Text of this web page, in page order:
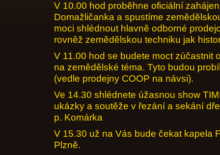
V 10.00 hod proběhne oficiální
Domažličanka a spustíme
moci shlédnout hlavně odborné
rovněž zemědělskou techniku jak
V 11.00 hod se budete moct zúčastnit
na zemědělské téma. Tyto budou
(vedle prodejny COOP na návsi).
Ve 14.30 shlédnete úžasnou show
ukázky a soutěže v řezání a sekání
p. Komárka
V 15.30 už na Vás bude čekat kapela
Plzně.